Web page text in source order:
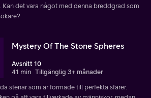
Kan det vara något med denna breddgrad som
Mystery Of The Stone Spheres
Avsnitt 10
41 min Tillgänglig 3+ månader
stenar som är formade till perfekta sfärer.